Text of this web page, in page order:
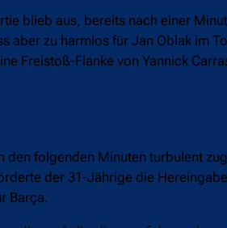
blieb aus, bereits nach einer
aber zu harmlos für Jan Oblak im
Freistoß-Flanke von Yannick
folgenden Minuten turbulent
der 31-Jährige die
Barça.